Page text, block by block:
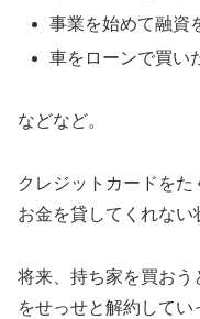
事業を始めて融資
車をローンで買い
などなど。
クレジットカードを
お金を貸してくれない
将来、持ち家を買おう
をせっせと解約してい